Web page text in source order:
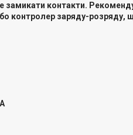
замикати контакти.
контролер заряду-розряду,